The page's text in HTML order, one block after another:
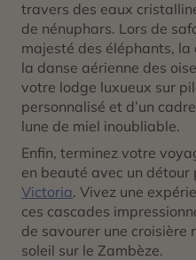
travers des eaux
de nénuphars. Lors de
majesté des éléphants,
la danse aérienne des
votre lodge luxueux sur
personnalisé et d’un
lune de miel inoubliable.
Enfin, terminez votre
en beauté avec un détour
Victoria. Vivez une
ces cascades
de savourer une croisière
soleil sur le Zambèze.